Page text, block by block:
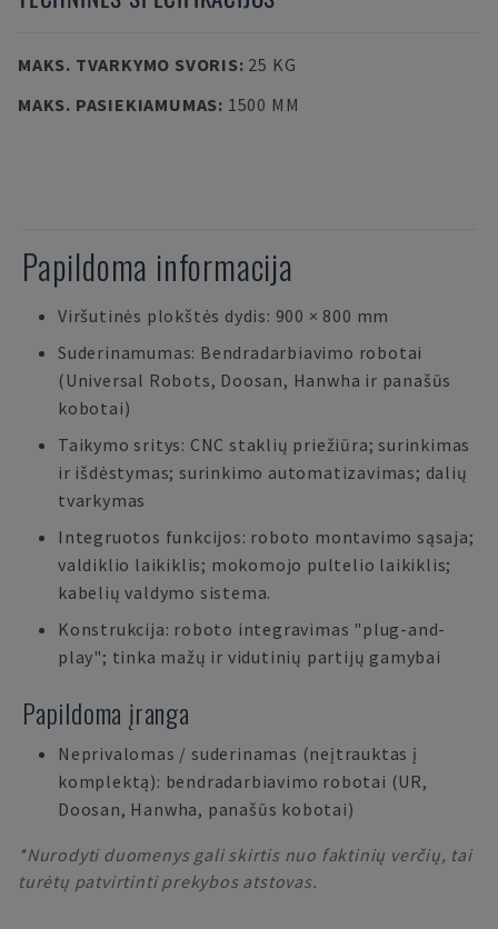
MAKS. TVARKYMO SVORIS: 25 KG
MAKS. PASIEKIAMUMAS: 1500 MM
Papildoma informacija
Viršutinės plokštės dydis: 900 × 800 mm
Suderinamumas: Bendradarbiavimo robotai
(Universal Robots, Doosan, Hanwha ir panašūs
kobotai)
Taikymo sritys: CNC staklių priežiūra; surinkimas
ir išdėstymas; surinkimo automatizavimas; dalių
tvarkymas
Integruotos funkcijos: roboto montavimo sąsaja;
valdiklio laikiklis; mokomojo pultelio laikiklis;
kabelių valdymo sistema.
Konstrukcija: roboto integravimas "plug-and-
play"; tinka mažų ir vidutinių partijų gamybai
Papildoma įranga
Neprivalomas / suderinamas (neįtrauktas į
komplektą): bendradarbiavimo robotai (UR,
Doosan, Hanwha, panašūs kobotai)
*Nurodyti duomenys gali skirtis nuo faktinių verčių, tai
turėtų patvirtinti prekybos atstovas.